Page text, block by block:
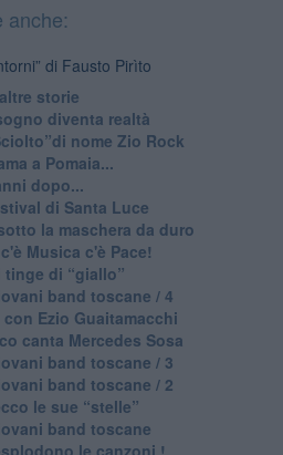
anche:
di Fausto Pirìto
storie
diventa realtà
nome Zio Rock
a Pomaia...
dopo...
di Santa Luce
la maschera da duro
Musica c'è Pace!
di “giallo”
band toscane / 4
Ezio Guaitamacchi
canta Mercedes Sosa
band toscane / 3
band toscane / 2
le sue “stelle”
band toscane